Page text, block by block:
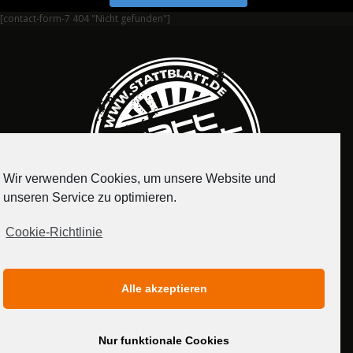
[contact-form-7 404 "Nicht gefunden"]
MEDIADATEN
Wir verwenden Cookies, um unsere Website und
unseren Service zu optimieren.
Cookie-Richtlinie
Alle akzeptieren
Nur funktionale Cookies